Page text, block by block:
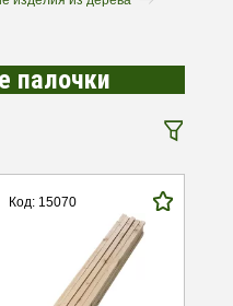
палочки
Код: 15070